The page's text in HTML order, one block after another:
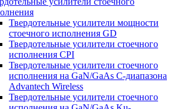
Твердотельные усилители мощности
стоечного исполнения GD
Твердотельные усилители стоечного
исполнения CPI
Твердотельные усилители стоечного
исполнения на GaN/GaAs С-диапазона
Advantech Wireless
Твердотельные усилители стоечного